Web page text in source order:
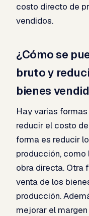
costo directo de
vendidos.
¿Cómo se
bruto y
bienes
Hay varias
reducir el costo
forma es reducir
producción, como
obra directa. Otra
venta de los
producción.
mejorar el